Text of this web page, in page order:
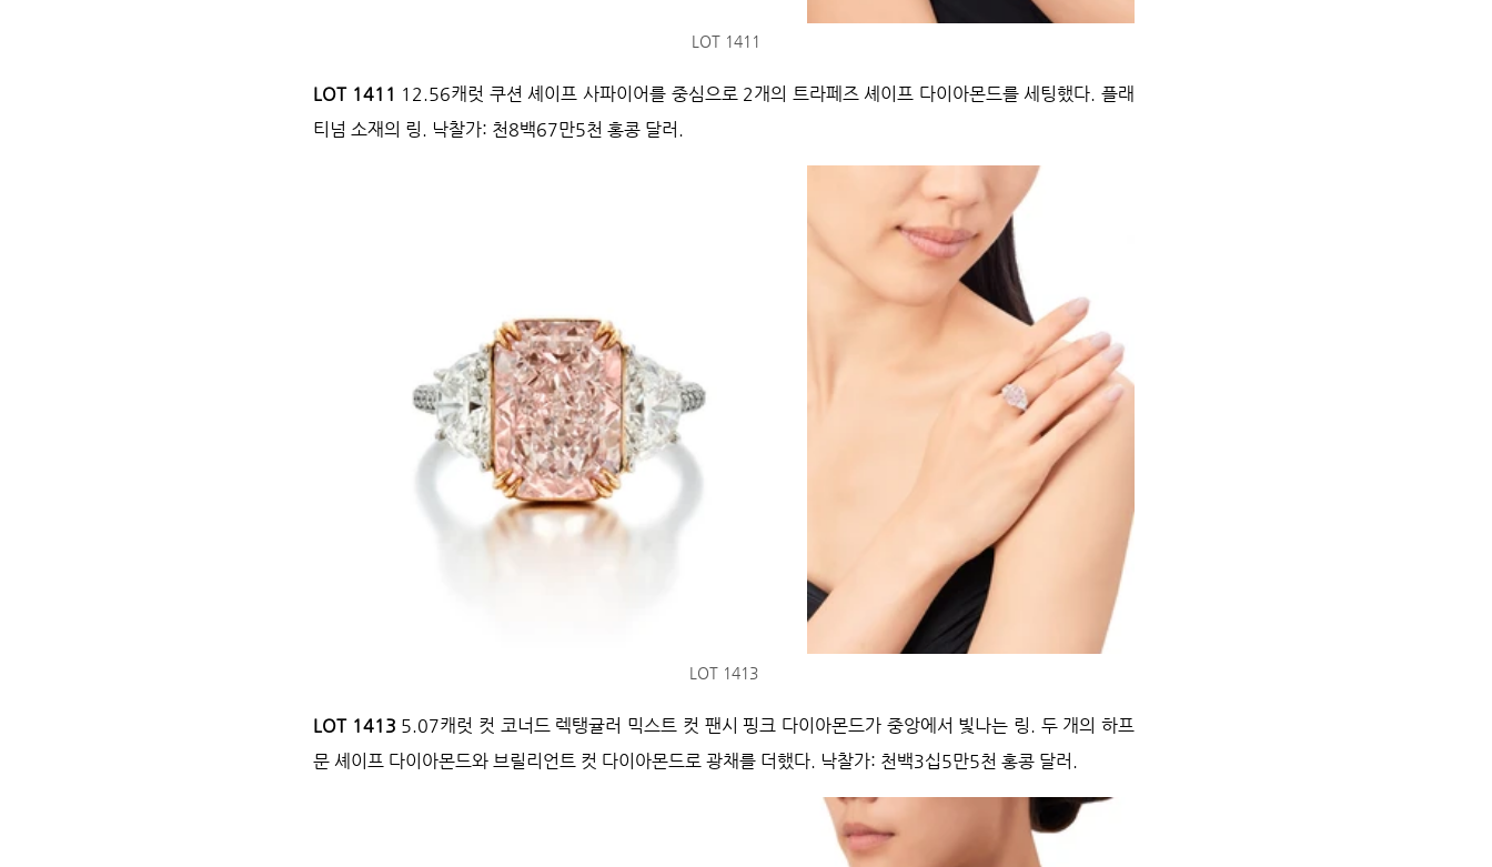
LOT 1411
LOT 1411 12.56캐럿 쿠션 셰이프 사파이어를 중심으로 2개의 트라페즈 셰이프 다이아몬드를 세팅했다. 플래
티넘 소재의 링. 낙찰가: 천8백67만5천 홍콩 달러.
LOT 1413
LOT 1413 5.07캐럿 컷 코너드 렉탱귤러 믹스트 컷 팬시 핑크 다이아몬드가 중앙에서 빛나는 링. 두 개의 하프
문 셰이프 다이아몬드와 브릴리언트 컷 다이아몬드로 광채를 더했다. 낙찰가: 천백3십5만5천 홍콩 달러.